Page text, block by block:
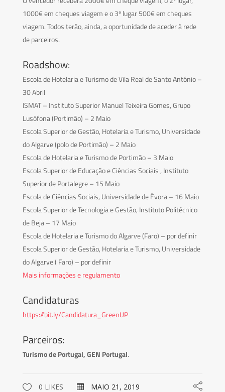
1000€ em cheques viagem e o 3º lugar 500€ em cheques
viagem. Todos terão, ainda, a oportunidade de aceder à rede
de parceiros.
Roadshow:
Escola de Hotelaria e Turismo de Vila Real de Santo António –
30 Abril
ISMAT – Instituto Superior Manuel Teixeira Gomes, Grupo
Lusófona (Portimão) – 2 Maio
Escola Superior de Gestão, Hotelaria e Turismo, Universidade
do Algarve (polo de Portimão) – 2 Maio
Escola de Hotelaria e Turismo de Portimão – 3 Maio
Escola Superior de Educação e Ciências Sociais , Instituto
Superior de Portalegre – 15 Maio
Escola de Ciências Sociais, Universidade de Évora – 16 Maio
Escola Superior de Tecnologia e Gestão, Instituto Politécnico
de Beja – 17 Maio
Escola de Hotelaria e Turismo do Algarve (Faro) – por definir
Escola Superior de Gestão, Hotelaria e Turismo, Universidade
do Algarve ( Faro) – por definir
Mais informações e regulamento
Candidaturas
https://bit.ly/Candidatura_GreenUP
Parceiros:
Turismo de Portugal, GEN Portugal.
0 LIKES MAIO 21, 2019